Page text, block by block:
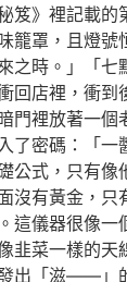
笈》裡記載的
籠罩，且燈號
之時。」「
回店裡，衝到
門裡放著一個
了密碼：「一
公式，只有像
沒有黃金，只
這儀器很像一
韭菜一樣的天
出「滋——」